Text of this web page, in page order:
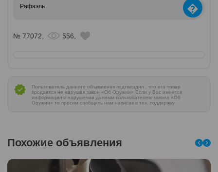
Рафаэль �
№ 77072, 556,
Пользователь данного объявления подтвердил , что его товар
продается не нарушая закон «Об Оружии» Если у Вас имеется
информация о нарушении данным пользователем закона «Об
Оружии» то просим сообщить нам написав в тех. поддержку
Похожие объявления